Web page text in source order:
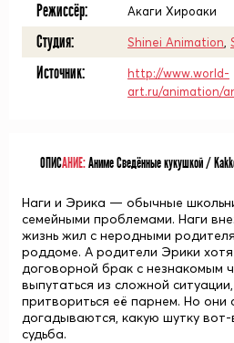
Режиссёр: Акаги Хироаки
Студия: Shinei Animation
Источник:
http://www.world-
art.ru/animation/
ОПИСАНИЕ:Аниме Сведённые кукушкой /
Наги и Эрика — обычные
семейными проблемами. Наги
жизнь жил с неродными
роддоме. А родители Эрики
договорной брак с незнакомым
выпутаться из сложной
притвориться её парнем. Но
догадываются, какую шутку
судьба.